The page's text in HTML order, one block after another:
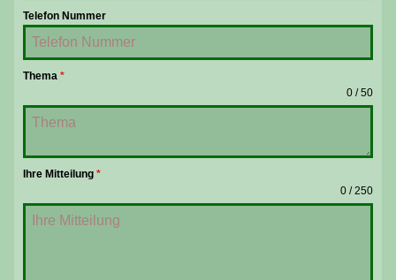
Telefon Nummer
Thema*
0 / 50
Ihre Mitteilung*
0 / 250